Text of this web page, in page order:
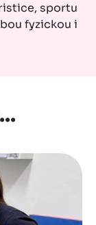
sportu
fyzickou i